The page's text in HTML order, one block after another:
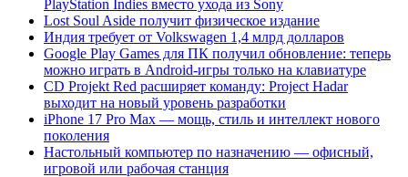
PlayStation Indies вместо ухода из Sony
Lost Soul Aside получит физическое издание
Индия требует от Volkswagen 1,4 млрд долларов
Google Play Games для ПК получил обновление: теперь
можно играть в Android-игры только на клавиатуре
CD Projekt Red расширяет команду: Project Hadar
выходит на новый уровень разработки
iPhone 17 Pro Max — мощь, стиль и интеллект нового
поколения
Настольный компьютер по назначению — офисный,
игровой или рабочая станция